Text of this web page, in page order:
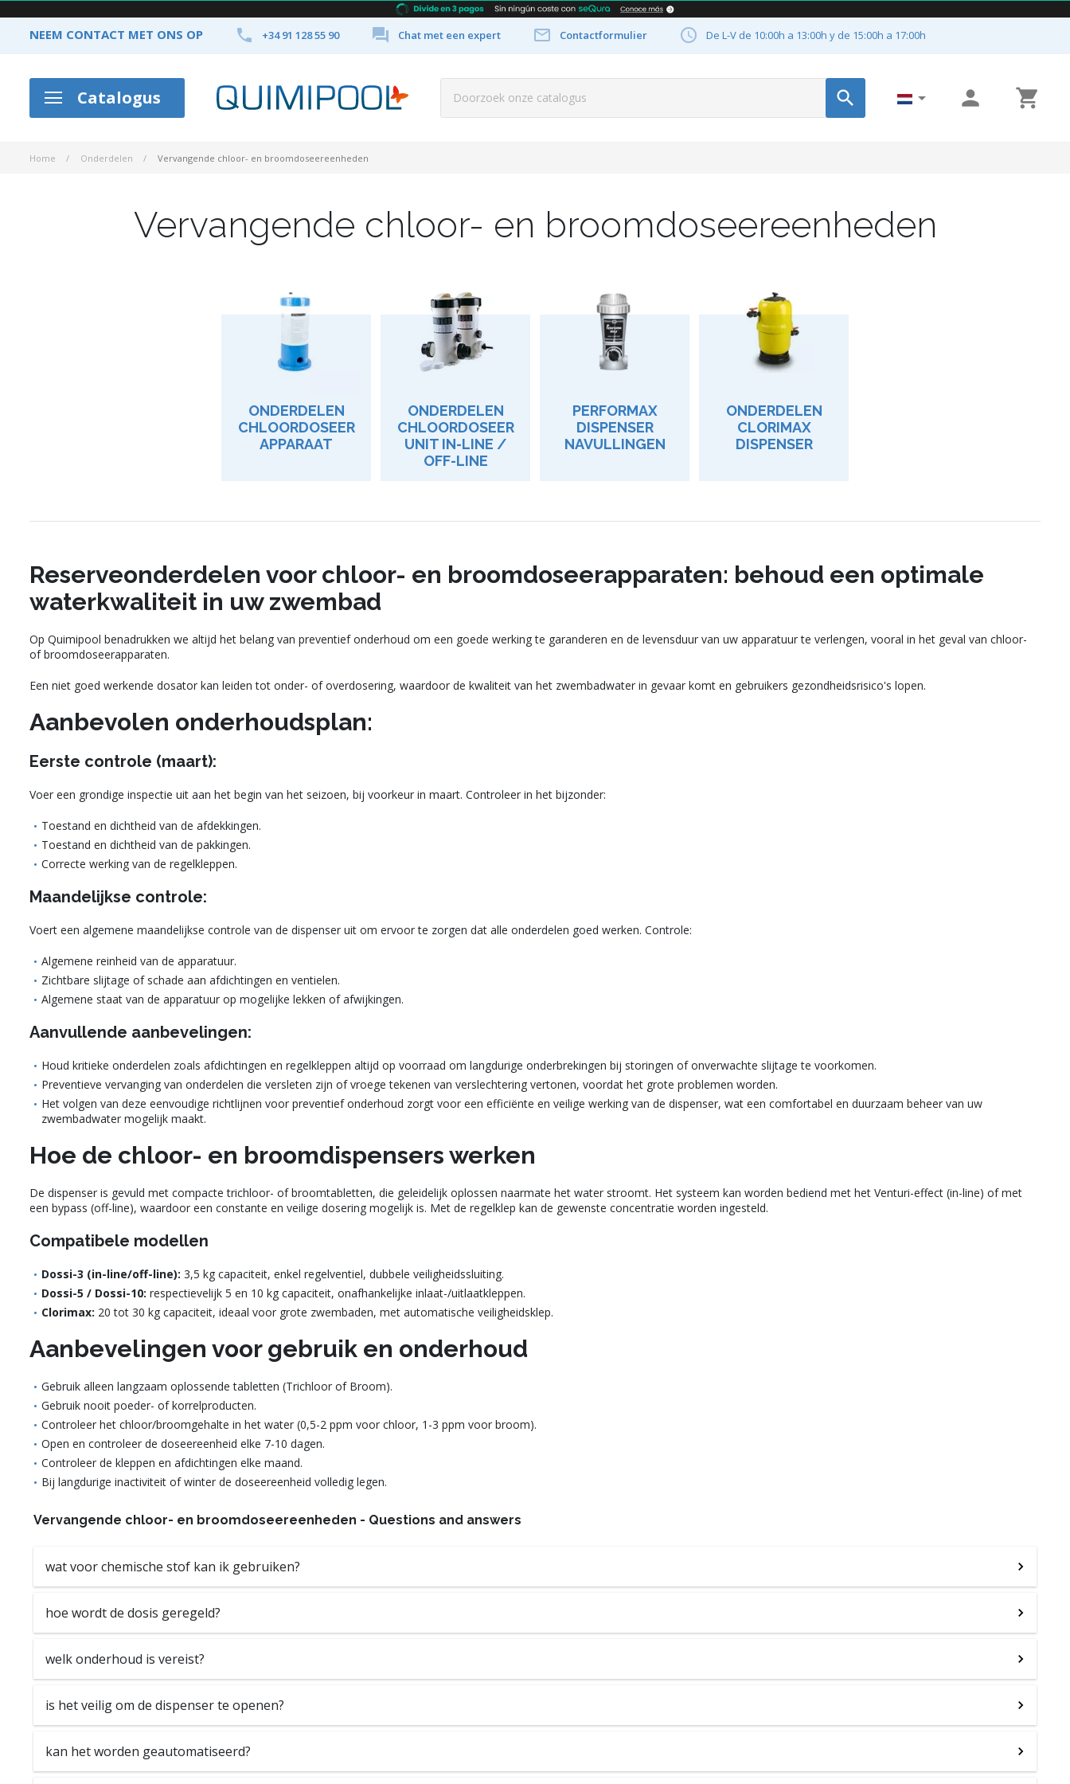
NEEM CONTACT MET ONS OP  +34 91 128 55 90  Chat met een expert  Contactformulier  De L-V de 10:00h a 13:00h y de 15:00h a 17:00h
Catalogus    
Home Onderdelen Vervangende chloor- en broomdoseereenheden
Vervangende chloor- en broomdoseereenheden
ONDERDELEN
CHLOORDOSEER
APPARAAT
ONDERDELEN
CHLOORDOSEER
UNIT IN-LINE /
OFF-LINE
PERFORMAX
DISPENSER
NAVULLINGEN
ONDERDELEN
CLORIMAX
DISPENSER
Reserveonderdelen voor chloor- en broomdoseerapparaten: behoud een optimale
waterkwaliteit in uw zwembad
Op Quimipool benadrukken we altijd het belang van preventief onderhoud om een goede werking te garanderen en de levensduur van uw apparatuur te verlengen, vooral in het geval van chloor-
of broomdoseerapparaten.
Een niet goed werkende dosator kan leiden tot onder- of overdosering, waardoor de kwaliteit van het zwembadwater in gevaar komt en gebruikers gezondheidsrisico's lopen.
Aanbevolen onderhoudsplan:
Eerste controle (maart):
Voer een grondige inspectie uit aan het begin van het seizoen, bij voorkeur in maart. Controleer in het bijzonder:
Toestand en dichtheid van de afdekkingen.
Toestand en dichtheid van de pakkingen.
Correcte werking van de regelkleppen.
Maandelijkse controle:
Voert een algemene maandelijkse controle van de dispenser uit om ervoor te zorgen dat alle onderdelen goed werken. Controle:
Algemene reinheid van de apparatuur.
Zichtbare slijtage of schade aan afdichtingen en ventielen.
Algemene staat van de apparatuur op mogelijke lekken of afwijkingen.
Aanvullende aanbevelingen:
Houd kritieke onderdelen zoals afdichtingen en regelkleppen altijd op voorraad om langdurige onderbrekingen bij storingen of onverwachte slijtage te voorkomen.
Preventieve vervanging van onderdelen die versleten zijn of vroege tekenen van verslechtering vertonen, voordat het grote problemen worden.
Het volgen van deze eenvoudige richtlijnen voor preventief onderhoud zorgt voor een efficiënte en veilige werking van de dispenser, wat een comfortabel en duurzaam beheer van uw
zwembadwater mogelijk maakt.
Hoe de chloor- en broomdispensers werken
De dispenser is gevuld met compacte trichloor- of broomtabletten, die geleidelijk oplossen naarmate het water stroomt. Het systeem kan worden bediend met het Venturi-effect (in-line) of met
een bypass (off-line), waardoor een constante en veilige dosering mogelijk is. Met de regelklep kan de gewenste concentratie worden ingesteld.
Compatibele modellen
Dossi-3 (in-line/off-line): 3,5 kg capaciteit, enkel regelventiel, dubbele veiligheidssluiting.
Dossi-5 / Dossi-10: respectievelijk 5 en 10 kg capaciteit, onafhankelijke inlaat-/uitlaatkleppen.
Clorimax: 20 tot 30 kg capaciteit, ideaal voor grote zwembaden, met automatische veiligheidsklep.
Aanbevelingen voor gebruik en onderhoud
Gebruik alleen langzaam oplossende tabletten (Trichloor of Broom).
Gebruik nooit poeder- of korrelproducten.
Controleer het chloor/broomgehalte in het water (0,5-2 ppm voor chloor, 1-3 ppm voor broom).
Open en controleer de doseereenheid elke 7-10 dagen.
Controleer de kleppen en afdichtingen elke maand.
Bij langdurige inactiviteit of winter de doseereenheid volledig legen.
Vervangende chloor- en broomdoseereenheden - Questions and answers
wat voor chemische stof kan ik gebruiken?
hoe wordt de dosis geregeld?
welk onderhoud is vereist?
is het veilig om de dispenser te openen?
kan het worden geautomatiseerd?